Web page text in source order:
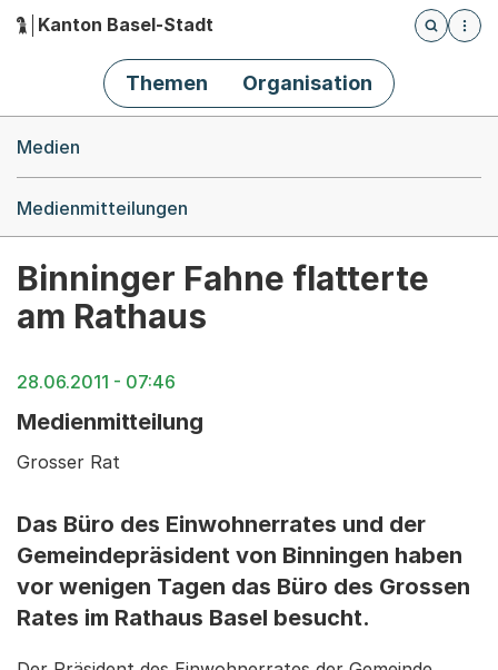
Hauptnavigation
Kanton Basel-Stadt
Öffnet
Themen Organisation
Medien
Medienmitteilungen
Binninger Fahne flatterte
am Rathaus
28.06.2011 - 07:46
Medienmitteilung
Grosser Rat
Das Büro des Einwohnerrates und der
Gemeindepräsident von Binningen haben
vor wenigen Tagen das Büro des Grossen
Rates im Rathaus Basel besucht.